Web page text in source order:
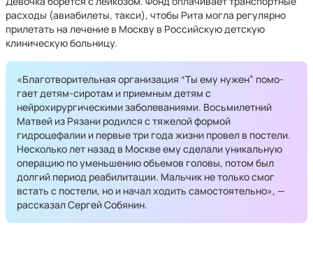
расходы (авиа­билеты, такси), чтобы Рита могла регулярно
прилетать на лечение в Москву в Российскую детскую
клиническую больницу.
«Благотворительная организация “Ты ему нужен” помо­
гает детям-сиротам и приемным детям с
нейрохирургическими заболеваниями. Восьмилетний
Матвей из Рязани родился с тяжелой формой
гидроцефалии и первые три года жизни провел в постели.
Несколько лет назад в Москве ему сделали уникальную
операцию по уменьшению объемов головы, потом был
долгий период реабилитации. Мальчик не только смог
встать с постели, но и начал ходить самостоятельно», —
рассказал Сергей Собянин.